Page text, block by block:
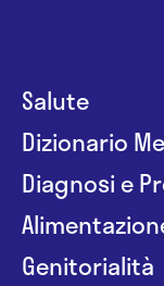
Salute
Dizionario
Diagnosi e
Genitorialità